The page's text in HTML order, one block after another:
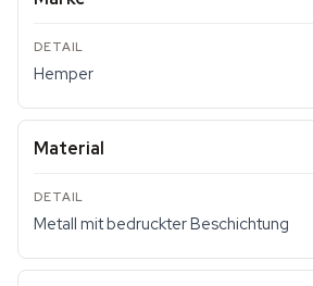
Hemper
Material
Metall mit bedruckter Beschichtung